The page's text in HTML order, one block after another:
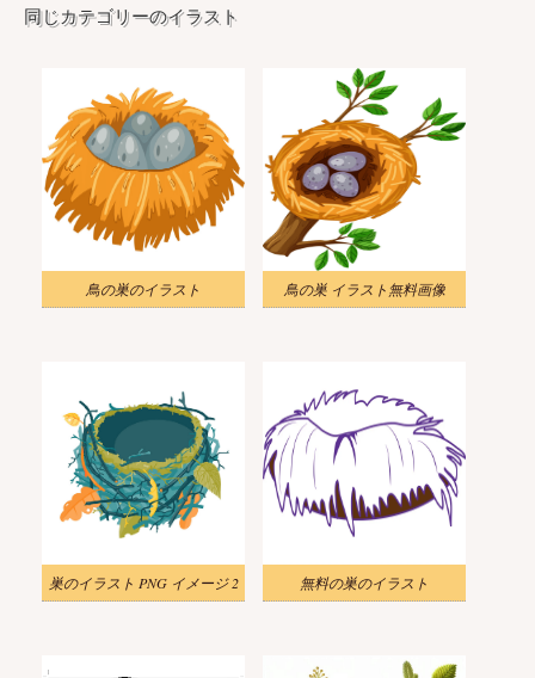
同じカテゴリーのイラスト
鳥の巣のイラスト 鳥の巣 イラスト無料画像
巣のイラスト PNG イメージ 2 無料の巣のイラスト